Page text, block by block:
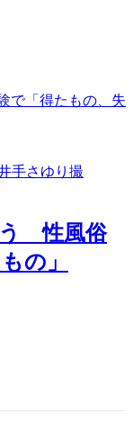
で「得たもの、失
う 性風俗
の」